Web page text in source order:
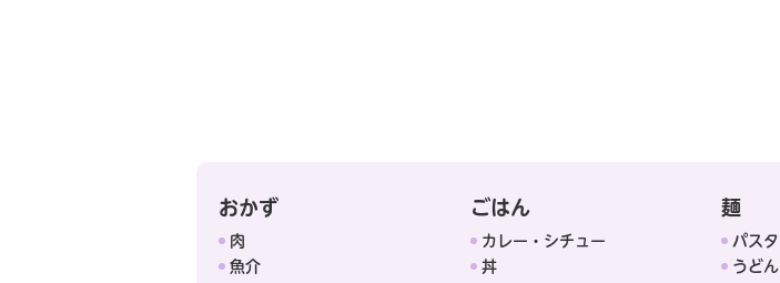
おかず
肉
魚介
ごはん
カレー・シチュー
丼
麺
パスタ
うどん